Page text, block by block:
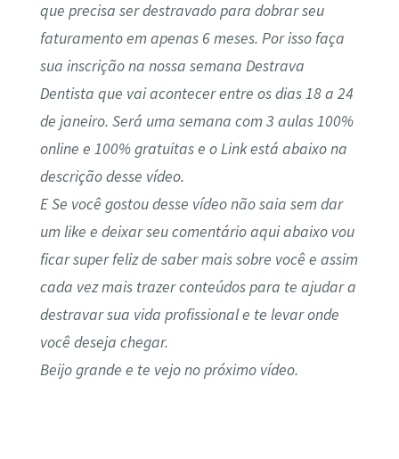
que precisa ser destravado para dobrar seu
faturamento em apenas 6 meses. Por isso faça
sua inscrição na nossa semana Destrava
Dentista que vai acontecer entre os dias 18 a 24
de janeiro. Será uma semana com 3 aulas 100%
online e 100% gratuitas e o Link está abaixo na
descrição desse vídeo.
E Se você gostou desse vídeo não saia sem dar
um like e deixar seu comentário aqui abaixo vou
ficar super feliz de saber mais sobre você e assim
cada vez mais trazer conteúdos para te ajudar a
destravar sua vida profissional e te levar onde
você deseja chegar.
Beijo grande e te vejo no próximo vídeo.